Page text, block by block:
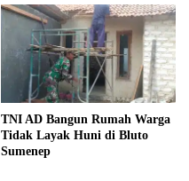
TNI AD Bangun Rumah Warga
Tidak Layak Huni di Bluto
Sumenep